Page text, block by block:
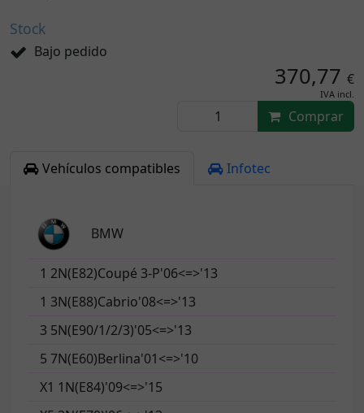
Stock
Bajo pedido
370,77 €
IVA incl.
Comprar
Vehículos compatibles Infotec
BMW
1 2N(E82)Coupé 3-P'06<=>'13
1 3N(E88)Cabrio'08<=>'13
3 5N(E90/1/2/3)'05<=>'13
5 7N(E60)Berlina'01<=>'10
X1 1N(E84)'09<=>'15